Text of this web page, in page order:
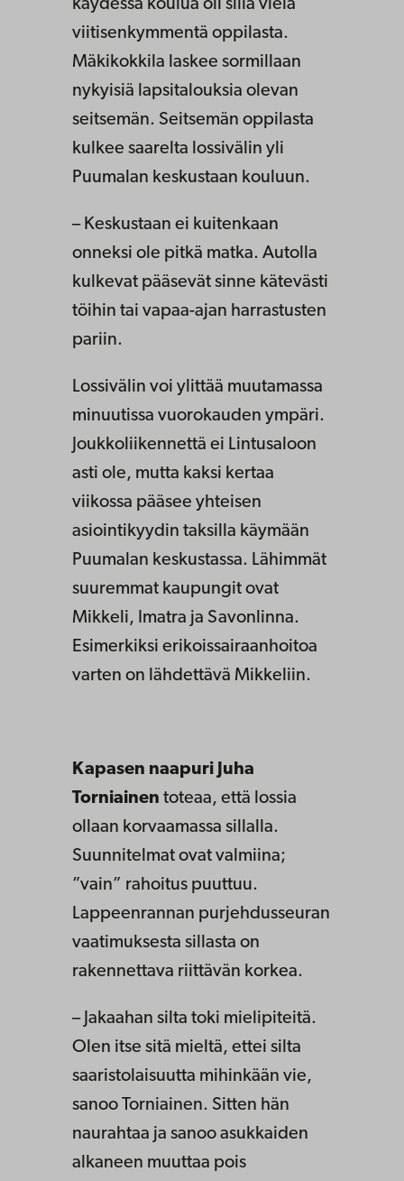
käydessä koulua oli sillä vielä
viitisenkymmentä oppilasta.
Mäkikokkila laskee sormillaan
nykyisiä lapsitalouksia olevan
seitsemän. Seitsemän oppilasta
kulkee saarelta lossivälin yli
Puumalan keskustaan kouluun.
– Keskustaan ei kuitenkaan
onneksi ole pitkä matka. Autolla
kulkevat pääsevät sinne kätevästi
töihin tai vapaa-ajan harrastusten
pariin.
Lossivälin voi ylittää muutamassa
minuutissa vuorokauden ympäri.
Joukkoliikennettä ei Lintusaloon
asti ole, mutta kaksi kertaa
viikossa pääsee yhteisen
asiointikyydin taksilla käymään
Puumalan keskustassa. Lähimmät
suuremmat kaupungit ovat
Mikkeli, Imatra ja Savonlinna.
Esimerkiksi erikoissairaanhoitoa
varten on lähdettävä Mikkeliin.
Kapasen naapuri Juha
Torniainen toteaa, että lossia
ollaan korvaamassa sillalla.
Suunnitelmat ovat valmiina;
”vain” rahoitus puuttuu.
Lappeenrannan purjehdusseuran
vaatimuksesta sillasta on
rakennettava riittävän korkea.
– Jakaahan silta toki mielipiteitä.
Olen itse sitä mieltä, ettei silta
saaristolaisuutta mihinkään vie,
sanoo Torniainen. Sitten hän
naurahtaa ja sanoo asukkaiden
alkaneen muuttaa pois